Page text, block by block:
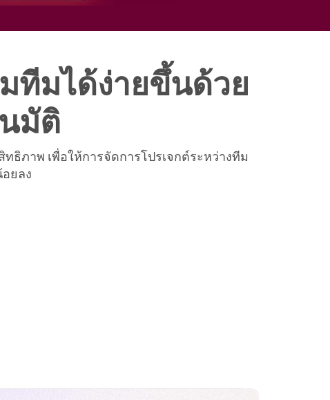
ทีมได้ง่ายขึ้นด้วย
มัติ
ธิภาพ เพื่อให้การจัดการโปรเจกต์ระหว่างทีม
อยลง